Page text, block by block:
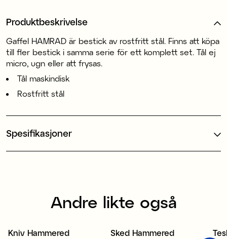
Produktbeskrivelse
Gaffel HAMRAD är bestick av rostfritt stål. Finns att köpa
till fler bestick i samma serie för ett komplett set. Tål ej
micro, ugn eller att frysas.
Tål maskindisk
Rostfritt stål
Spesifikasjoner
Andre likte også
Kniv Hammered Sked Hammered